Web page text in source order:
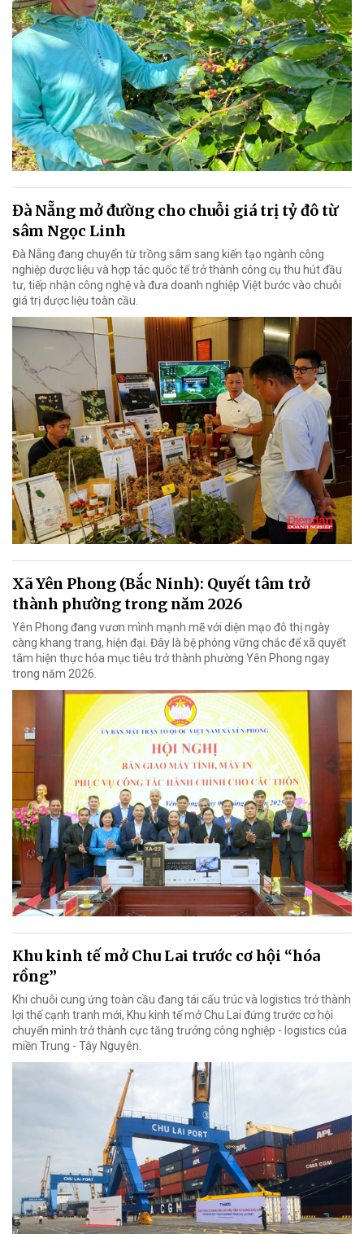
Đà Nẵng mở đường cho chuỗi giá trị tỷ đô từ
sâm Ngọc Linh
Đà Nẵng đang chuyển từ trồng sâm sang kiến tạo ngành công
nghiệp dược liệu và hợp tác quốc tế trở thành công cụ thu hút đầu
tư, tiếp nhận công nghệ và đưa doanh nghiệp Việt bước vào chuỗi
giá trị dược liệu toàn cầu.
Xã Yên Phong (Bắc Ninh): Quyết tâm trở
thành phường trong năm 2026
Yên Phong đang vươn mình mạnh mẽ với diện mạo đô thị ngày
càng khang trang, hiện đại. Đây là bệ phóng vững chắc để xã quyết
tâm hiện thực hóa mục tiêu trở thành phường Yên Phong ngay
trong năm 2026.
Khu kinh tế mở Chu Lai trước cơ hội “hóa
rồng”
Khi chuỗi cung ứng toàn cầu đang tái cấu trúc và logistics trở thành
lợi thế cạnh tranh mới, Khu kinh tế mở Chu Lai đứng trước cơ hội
chuyển mình trở thành cực tăng trưởng công nghiệp - logistics của
miền Trung - Tây Nguyên.